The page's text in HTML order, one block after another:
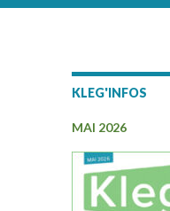
KLEG'INFOS
MAI 2026